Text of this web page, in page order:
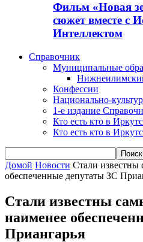
Фильм «Новая
сюжет вместе с
Интеллектом
Справочник
Муниципальные
Конфессии
Национально-
1-е издание
Кто есть кто в
Кто есть кто в
Домой Новости Стали известны
обеспеченные депутаты ЗС
Стали известны
наименее
Приангарья